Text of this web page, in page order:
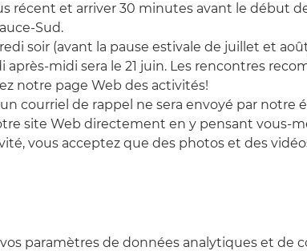
récent et arriver 30 minutes avant le début
Sud.
soir (avant la pause estivale de juillet et
midi sera le 21 juin. Les rencontres
notre page Web des activités!
courriel de rappel ne sera envoyé par notre
site Web directement en y pensant vous-
vous acceptez que des photos et des
paramètres de données analytiques et de